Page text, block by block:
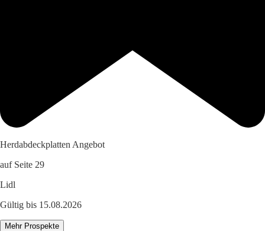
Herdabdeckplatten Angebot
auf Seite 29
Lidl
Gültig bis 15.08.2026
Mehr Prospekte